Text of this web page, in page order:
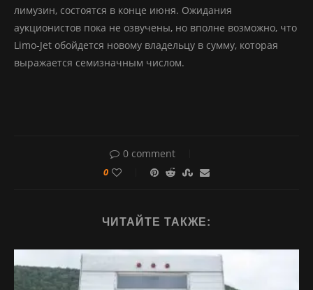
лимузин, состоятся в конце июня. Ожидания
аукционистов пока не озвучены, но вполне возможно, что
Limo-Jet обойдется новому владельцу в сумму, которая
выражается семизначным числом.
0 comment
0
ЧИТАЙТЕ ТАКЖЕ: